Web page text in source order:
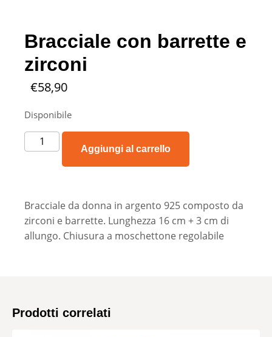
Bracciale con barrette e
zirconi
€58,90
Disponibile
Aggiungi al carrello
Bracciale da donna in argento 925 composto da
zirconi e barrette. Lunghezza 16 cm + 3 cm di
allungo. Chiusura a moschettone regolabile
Prodotti correlati